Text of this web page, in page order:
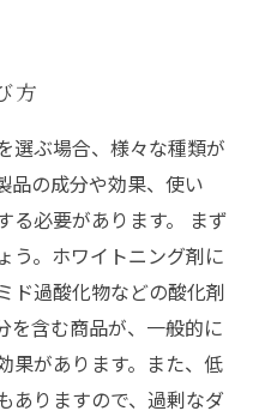
方
選ぶ場合、様々な種類が
品の成分や効果、使い
る必要があります。 まず
う。ホワイトニング剤に
ド過酸化物などの酸化剤
を含む商品が、一般的に
果があります。また、低
ありますので、過剰なダ